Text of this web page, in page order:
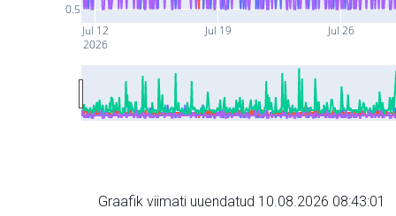
Jul 12
2026
Jul 19 Jul 26
0.5
Graafik viimati uuendatud 10.08.2026 08:43:01